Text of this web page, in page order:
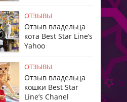
ОТЗЫВЫ
Отзыв владельца
кота Best Star Line’s
Yahoo
ОТЗЫВЫ
Отзыв владельца
кошки Best Star
Line’s Chanel